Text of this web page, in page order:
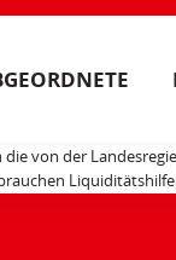
von der